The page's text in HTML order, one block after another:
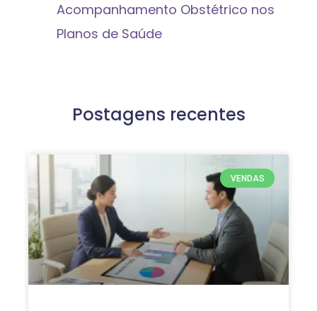
Acompanhamento Obstétrico nos
Planos de Saúde
Postagens recentes
VENDAS